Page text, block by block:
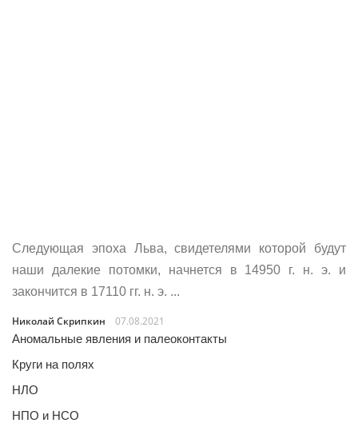
Следующая эпоха Льва, свидетелями которой будут
наши далекие потомки, начнется в 14950 г. н. э. и
закончится в 17110 гг. н. э. ...
Николай Скрипкин
07.08.2021
Аномальные явления и палеоконтакты
Круги на полях
НЛО
НПО и НСО